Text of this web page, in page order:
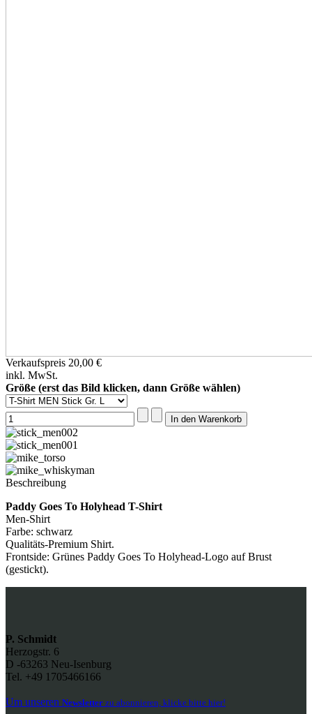
Verkaufspreis 20,00 €
inkl. MwSt.
Größe (erst das Bild klicken, dann Größe wählen)
Beschreibung
Paddy Goes To Holyhead T-Shirt
Men-Shirt
Farbe: schwarz
Qualitäts-Premium Shirt.
Frontside: Grünes Paddy Goes To Holyhead-Logo auf Brust
(gestickt).
P. Schmidt
Herzogstr. 6
D -63263 Neu-Isenburg
Tel. +49 1705466166
Um unseren Newsletter zu abonnieren, klicke bitte hier!